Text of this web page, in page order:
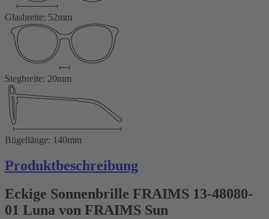
Glasbreite: 52mm
Stegbreite: 20mm
Bügellänge: 140mm
Produktbeschreibung
Eckige Sonnenbrille FRAIMS 13-48080-
01 Luna von FRAIMS Sun